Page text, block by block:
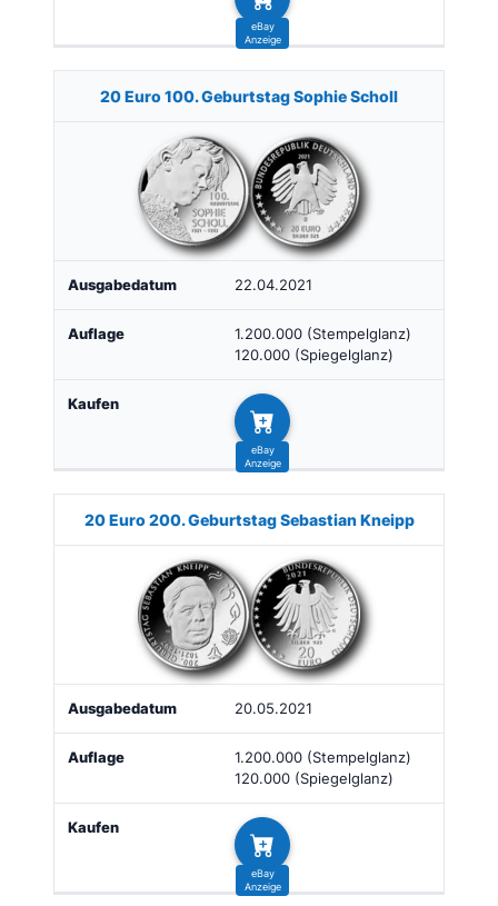
20 Euro 100. Geburtstag Sophie Scholl
22.04.2021
1.200.000 (Stempelglanz)
120.000 (Spiegelglanz)
20 Euro 200. Geburtstag Sebastian Kneipp
20.05.2021
1.200.000 (Stempelglanz)
120.000 (Spiegelglanz)